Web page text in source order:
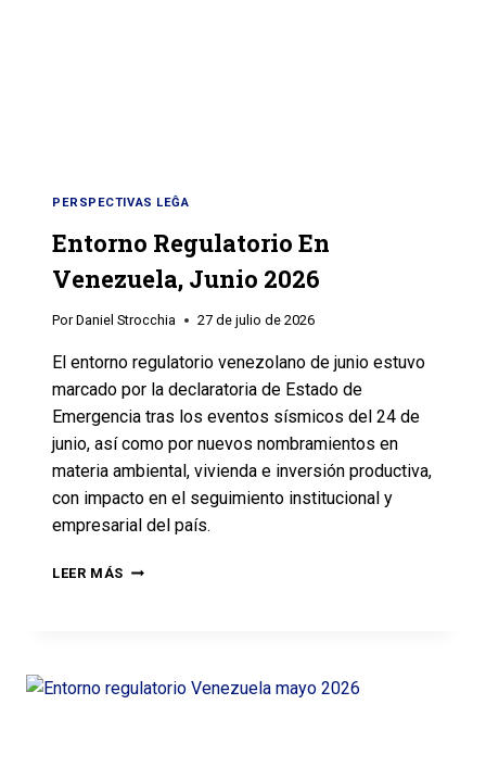
PERSPECTIVAS LEĜA
Entorno Regulatorio En
Venezuela, Junio 2026
Por Daniel Strocchia 27 de julio de 2026
El entorno regulatorio venezolano de junio estuvo
marcado por la declaratoria de Estado de
Emergencia tras los eventos sísmicos del 24 de
junio, así como por nuevos nombramientos en
materia ambiental, vivienda e inversión productiva,
con impacto en el seguimiento institucional y
empresarial del país.
LEER MÁS